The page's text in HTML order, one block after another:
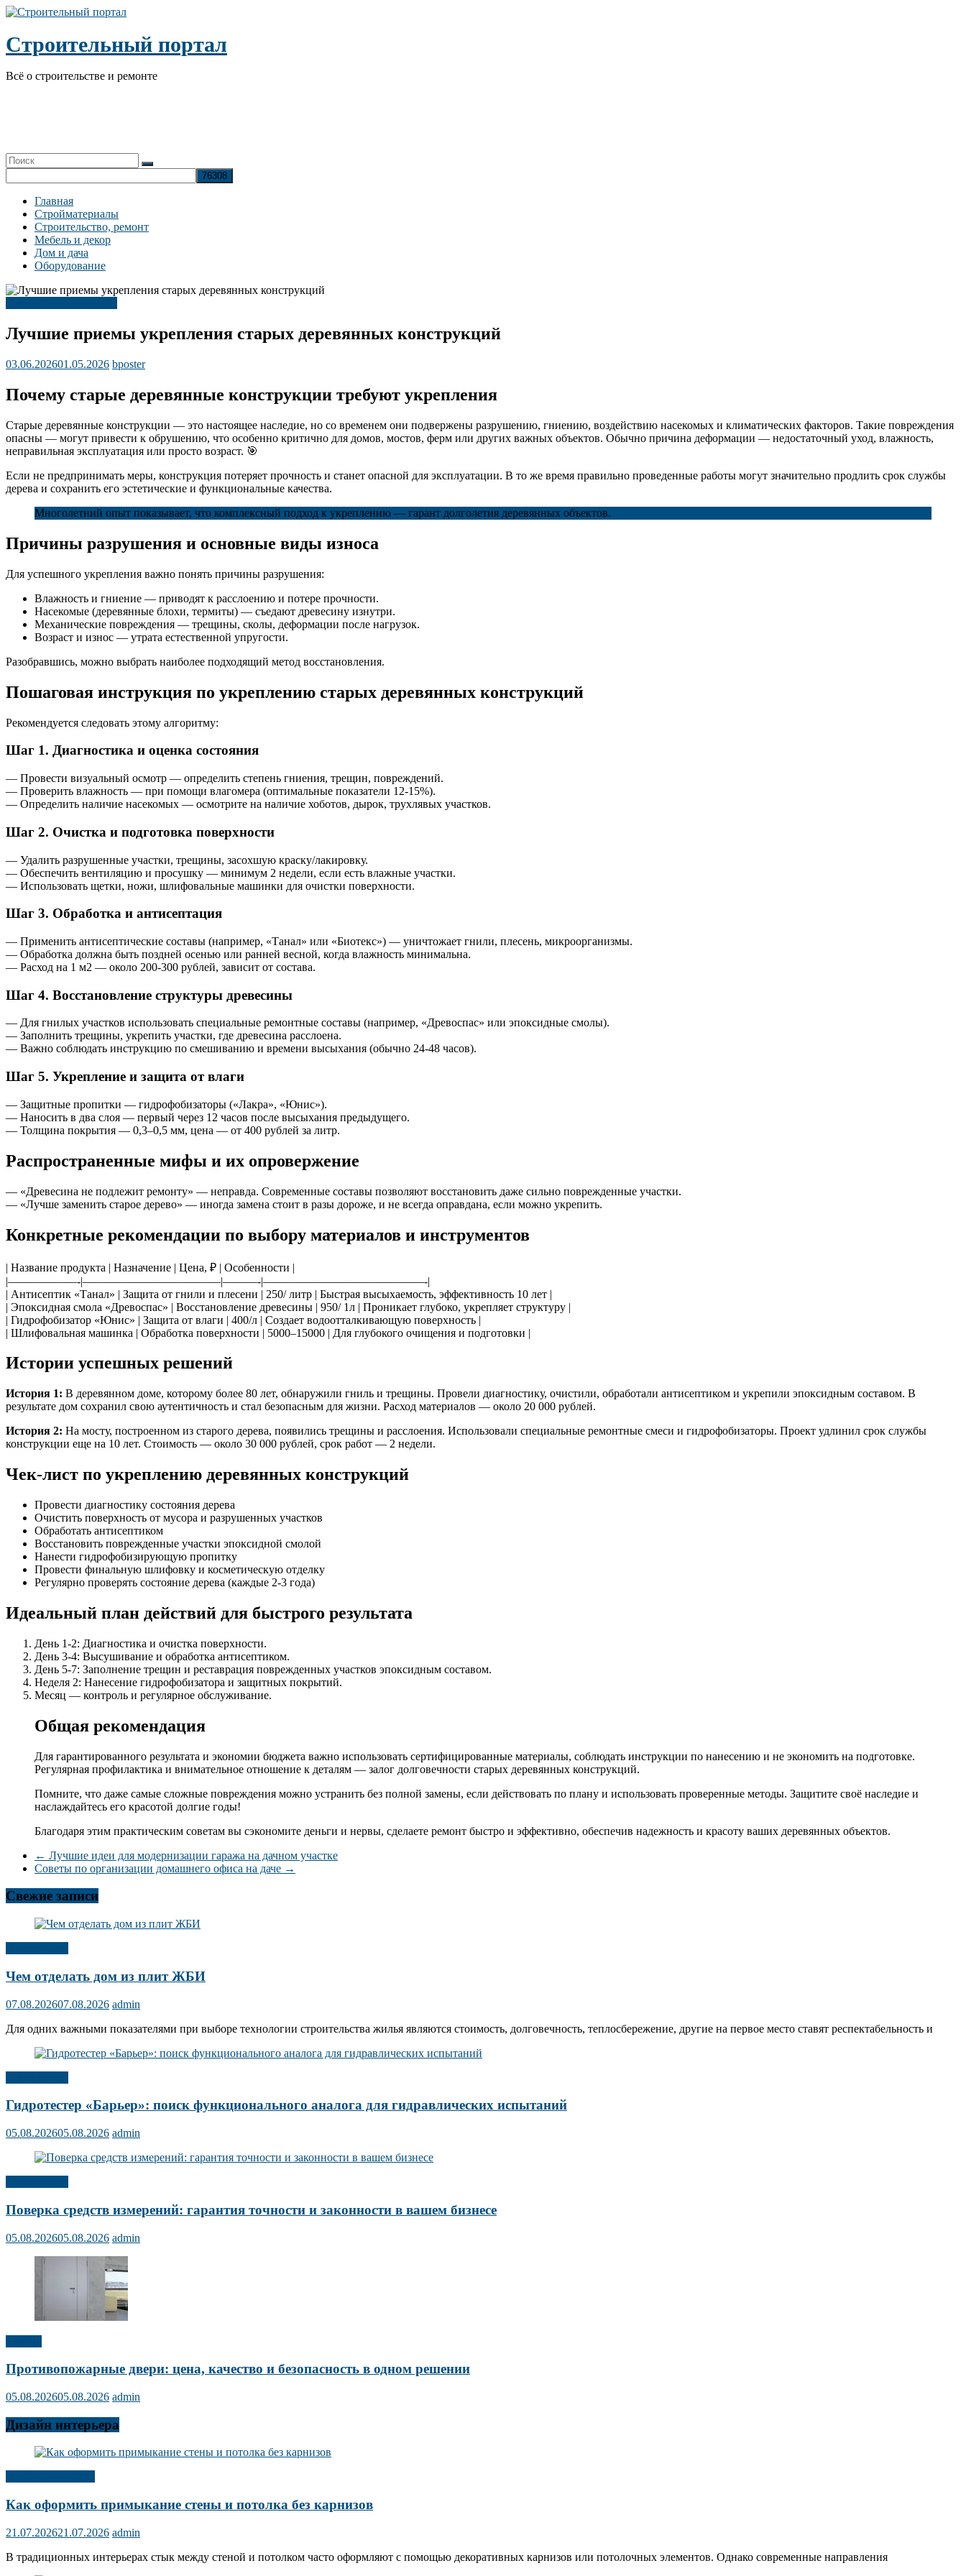
Перейти
содержимому
Строительный портал
Всё о строительстве и ремонте
Главная
Стройматериалы
Строительство, ремонт
Мебель и декор
Дом и дача
Оборудование
Лучшие приемы укрепления старых деревянных конструкций
03.06.202601.05.2026 bposter
Почему старые деревянные конструкции требуют укрепления
Старые деревянные конструкции — это настоящее наследие, но со временем они подвержены разрушению, гниению, воздействию насекомых и климатических факторов. Такие повреждения
опасны — могут привести к обрушению, что особенно критично для домов, мостов, ферм или других важных объектов. Обычно причина деформации — недостаточный уход, влажность,
неправильная эксплуатация или просто возраст. 🎯
Если не предпринимать меры, конструкция потеряет прочность и станет опасной для эксплуатации. В то же время правильно проведенные работы могут значительно продлить срок службы
дерева и сохранить его эстетические и функциональные качества.
Многолетний опыт показывает, что комплексный подход к укреплению — гарант долголетия деревянных объектов.
Причины разрушения и основные виды износа
Для успешного укрепления важно понять причины разрушения:
Влажность и гниение — приводят к расслоению и потере прочности.
Насекомые (деревянные блохи, термиты) — съедают древесину изнутри.
Механические повреждения — трещины, сколы, деформации после нагрузок.
Возраст и износ — утрата естественной упругости.
Разобравшись, можно выбрать наиболее подходящий метод восстановления.
Пошаговая инструкция по укреплению старых деревянных конструкций
Рекомендуется следовать этому алгоритму:
Шаг 1. Диагностика и оценка состояния
— Провести визуальный осмотр — определить степень гниения, трещин, повреждений.
— Проверить влажность — при помощи влагомера (оптимальные показатели 12-15%).
— Определить наличие насекомых — осмотрите на наличие хоботов, дырок, трухлявых участков.
Шаг 2. Очистка и подготовка поверхности
— Удалить разрушенные участки, трещины, засохшую краску/лакировку.
— Обеспечить вентиляцию и просушку — минимум 2 недели, если есть влажные участки.
— Использовать щетки, ножи, шлифовальные машинки для очистки поверхности.
Шаг 3. Обработка и антисептация
— Применить антисептические составы (например, «Танал» или «Биотекс») — уничтожает гнили, плесень, микроорганизмы.
— Обработка должна быть поздней осенью или ранней весной, когда влажность минимальна.
— Расход на 1 м2 — около 200-300 рублей, зависит от состава.
Шаг 4. Восстановление структуры древесины
— Для гнилых участков использовать специальные ремонтные составы (например, «Древоспас» или эпоксидные смолы).
— Заполнить трещины, укрепить участки, где древесина расслоена.
— Важно соблюдать инструкцию по смешиванию и времени высыхания (обычно 24-48 часов).
Шаг 5. Укрепление и защита от влаги
— Защитные пропитки — гидрофобизаторы («Лакра», «Юнис»).
— Наносить в два слоя — первый через 12 часов после высыхания предыдущего.
— Толщина покрытия — 0,3–0,5 мм, цена — от 400 рублей за литр.
Распространенные мифы и их опровержение
— «Древесина не подлежит ремонту» — неправда. Современные составы позволяют восстановить даже сильно поврежденные участки.
— «Лучше заменить старое дерево» — иногда замена стоит в разы дороже, и не всегда оправдана, если можно укрепить.
Конкретные рекомендации по выбору материалов и инструментов
| Название продукта | Назначение | Цена, ₽ | Особенности |
|——————-|————————————|———-|——————————————-|
| Антисептик «Танал» | Защита от гнили и плесени | 250/ литр | Быстрая высыхаемость, эффективность 10 лет |
| Эпоксидная смола «Древоспас» | Восстановление древесины | 950/ 1л | Проникает глубоко, укрепляет структуру |
| Гидрофобизатор «Юнис» | Защита от влаги | 400/л | Создает водоотталкивающую поверхность |
| Шлифовальная машинка | Обработка поверхности | 5000–15000 | Для глубокого очищения и подготовки |
Истории успешных решений
История 1: В деревянном доме, которому более 80 лет, обнаружили гниль и трещины. Провели диагностику, очистили, обработали антисептиком и укрепили эпоксидным составом. В
результате дом сохранил свою аутентичность и стал безопасным для жизни. Расход материалов — около 20 000 рублей.
История 2: На мосту, построенном из старого дерева, появились трещины и расслоения. Использовали специальные ремонтные смеси и гидрофобизаторы. Проект удлинил срок службы
конструкции еще на 10 лет. Стоимость — около 30 000 рублей, срок работ — 2 недели.
Чек-лист по укреплению деревянных конструкций
Провести диагностику состояния дерева
Очистить поверхность от мусора и разрушенных участков
Обработать антисептиком
Восстановить поврежденные участки эпоксидной смолой
Нанести гидрофобизирующую пропитку
Провести финальную шлифовку и косметическую отделку
Регулярно проверять состояние дерева (каждые 2-3 года)
Идеальный план действий для быстрого результата
День 1-2: Диагностика и очистка поверхности.
День 3-4: Высушивание и обработка антисептиком.
День 5-7: Заполнение трещин и реставрация поврежденных участков эпоксидным составом.
Неделя 2: Нанесение гидрофобизатора и защитных покрытий.
Месяц — контроль и регулярное обслуживание.
Общая рекомендация
Для гарантированного результата и экономии бюджета важно использовать сертифицированные материалы, соблюдать инструкции по нанесению и не экономить на подготовке.
Регулярная профилактика и внимательное отношение к деталям — залог долговечности старых деревянных конструкций.
Помните, что даже самые сложные повреждения можно устранить без полной замены, если действовать по плану и использовать проверенные методы. Защитите своё наследие и
наслаждайтесь его красотой долгие годы!
Благодаря этим практическим советам вы сэкономите деньги и нервы, сделаете ремонт быстро и эффективно, обеспечив надежность и красоту ваших деревянных объектов.
← Лучшие идеи для модернизации гаража на дачном участке
Советы по организации домашнего офиса на даче →
Свежие записи
Чем отделать дом из плит ЖБИ
07.08.202607.08.2026 admin
Для одних важными показателями при выборе технологии строительства жилья являются стоимость, долговечность, теплосбережение, другие на первое место ставят респектабельность и
Гидротестер «Барьер»: поиск функционального аналога для гидравлических испытаний
05.08.202605.08.2026 admin
Поверка средств измерений: гарантия точности и законности в вашем бизнесе
05.08.202605.08.2026 admin
Противопожарные двери: цена, качество и безопасность в одном решении
05.08.202605.08.2026 admin
Дизайн интерьера
Как оформить примыкание стены и потолка без карнизов
21.07.202621.07.2026 admin
В традиционных интерьерах стык между стеной и потолком часто оформляют с помощью декоративных карнизов или потолочных элементов. Однако современные направления